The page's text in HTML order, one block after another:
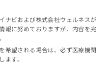
ナビおよび株式会社ウェルネスが
報に努めておりますが、内容を完
希望される場合は、必ず医療機関
ます。